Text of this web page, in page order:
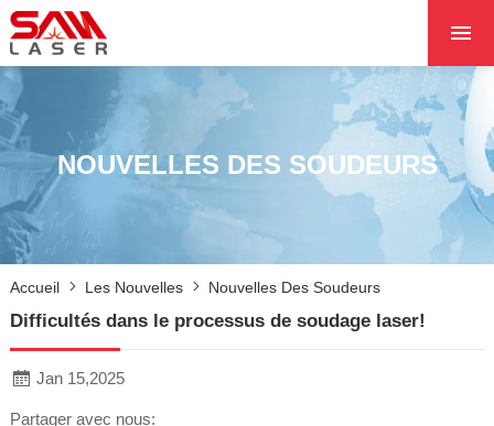
À PROPOS DE
PRODUITS
LES PROJETS
LES NOUVELLES
NOUVELLES DES SOUDEURS
Accueil Les Nouvelles Nouvelles Des Soudeurs
Difficultés dans le processus de soudage laser!
Jan 15,2025
Partager avec nous: